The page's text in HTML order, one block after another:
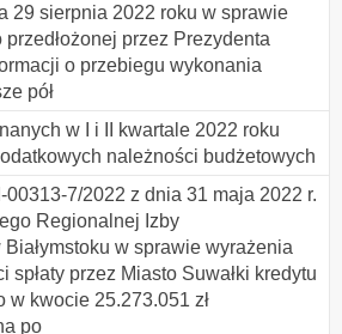
29 sierpnia 2022 roku w sprawie
przez Prezydenta
o przebiegu wykonania
pół
w I i II kwartale 2022 roku
należności budżetowych
00313-7/2022 z dnia 31 maja 2022 r.
Regionalnej Izby
w sprawie wyrażenia
spłaty przez Miasto Suwałki kredytu
w kwocie 25.273.051 zł
po